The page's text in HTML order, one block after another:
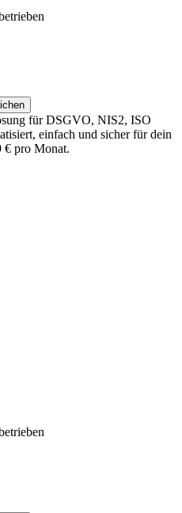
für DSGVO, NIS2, ISO
einfach und sicher für dein
€ pro Monat.